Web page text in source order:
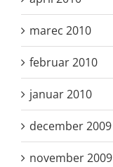
marec 2010
februar 2010
januar 2010
december 2009
november 2009